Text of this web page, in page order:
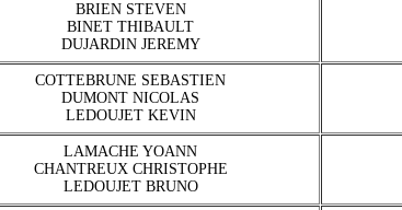
BRIEN STEVEN
BINET THIBAULT
DUJARDIN JEREMY
COTTEBRUNE SEBASTIEN
DUMONT NICOLAS
LEDOUJET KEVIN
LAMACHE YOANN
CHANTREUX CHRISTOPHE
LEDOUJET BRUNO